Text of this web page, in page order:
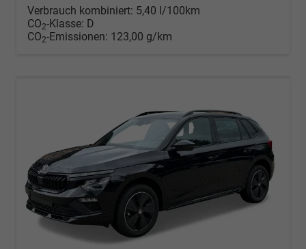
Verbrauch kombiniert: 5,40 l/100km
CO2-Klasse: D
CO2-Emissionen: 123,00 g/km